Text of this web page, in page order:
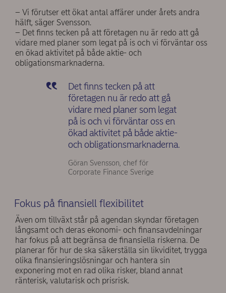
– Vi förutser ett ökat antal affärer under årets andra
hälft, säger Svensson.
– Det finns tecken på att företagen nu är redo att gå
vidare med planer som legat på is och vi förväntar oss
en ökad aktivitet på både aktie- och
obligationsmarknaderna.
Det finns tecken på att
företagen nu är redo att gå
vidare med planer som legat
på is och vi förväntar oss en
ökad aktivitet på både aktie-
och obligationsmarknaderna.
Göran Svensson, chef för
Corporate Finance Sverige
Fokus på finansiell flexibilitet
Även om tillväxt står på agendan skyndar företagen
långsamt och deras ekonomi- och finansavdelningar
har fokus på att begränsa de finansiella riskerna. De
planerar för hur de ska säkerställa sin likviditet, trygga
olika finansieringslösningar och hantera sin
exponering mot en rad olika risker, bland annat
ränterisk, valutarisk och prisrisk.